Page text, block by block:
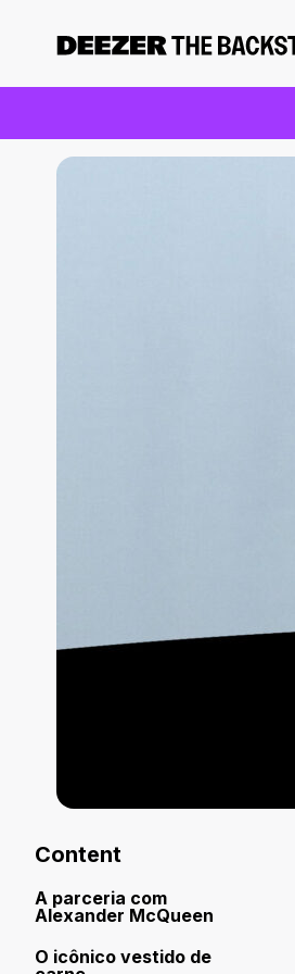
Content
A parceria com
Alexander McQueen
O icônico vestido de